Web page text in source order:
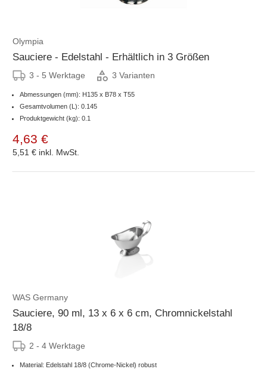
Olympia
Sauciere - Edelstahl - Erhältlich in 3 Größen
3 - 5 Werktage 3 Varianten
Abmessungen (mm): H135 x B78 x T55
Gesamtvolumen (L): 0.145
Produktgewicht (kg): 0.1
4,63 €
5,51 € inkl. MwSt.
WAS Germany
Sauciere, 90 ml, 13 x 6 x 6 cm, Chromnickelstahl
18/8
2 - 4 Werktage
Material: Edelstahl 18/8 (Chrome-Nickel) robust